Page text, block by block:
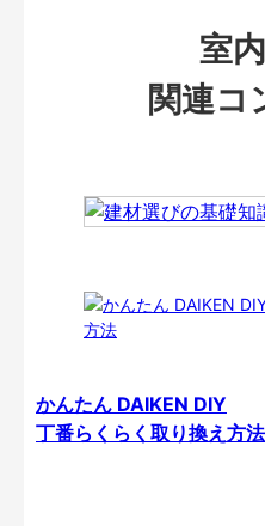
室
関連コ
かんたん DAIKEN DIY
丁番らくらく取り換え方法